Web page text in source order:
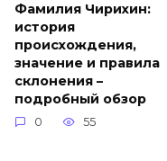
Фамилия Чирихин:
история
происхождения,
значение и правила
склонения –
подробный обзор
0 55